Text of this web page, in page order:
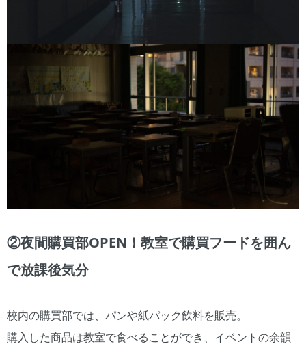
②夜間購買部OPEN！教室で購買フードを囲ん
で放課後気分
校内の購買部では、パンや紙パック飲料を販売。
購入した商品は教室で食べることができ、イベントの余韻